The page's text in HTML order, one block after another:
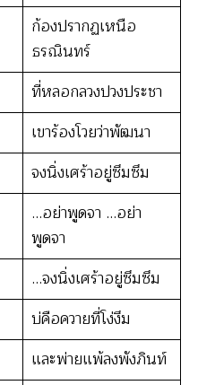
ก้องปรากฏเหนือ
ธรณินทร์
ที่หลอกลวงปวงประชา
เขาร้องโวยว่าพัฒนา
จงนิ่งเศร้าอยู่ซึมซึม
…อย่าพูดจา …อย่า
พูดจา
…จงนิ่งเศร้าอยู่ซึมซึม
บ่คือควายที่โง่งึม
และพ่ายแพ้ลงพังภินท์